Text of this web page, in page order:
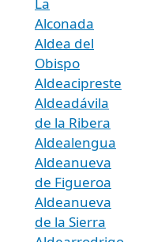
Alconada
Aldea del
Obispo
Aldeacipreste
Aldeadávila
de la Ribera
Aldealengua
Aldeanueva
de Figueroa
Aldeanueva
de la Sierra